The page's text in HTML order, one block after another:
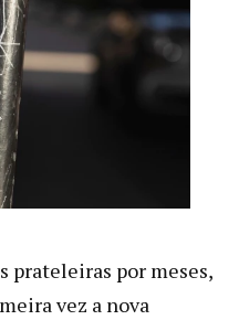
prateleiras por meses,
vez a nova